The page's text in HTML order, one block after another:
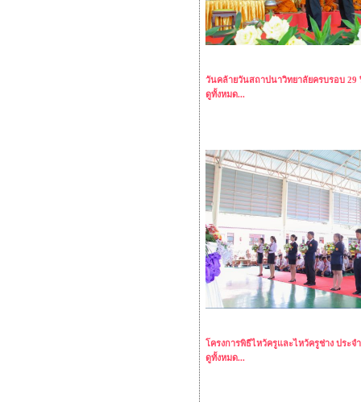
วันคล้ายวันสถาปนาวิทยาลัยครบรอบ 29
ดูทั้งหมด...
โครงการพิธีไหว้ครูและไหว้ครูช่าง ประจ
ดูทั้งหมด...